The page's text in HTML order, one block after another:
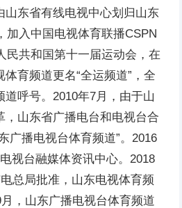
山东省有线电视中心划归山东
加入中国电视体育联播CSPN
民共和国第十一届运动会，在
育频道更名“全运频道”，全
呼号。2010年7月，由于山
，山东省广播电台和电视台合
广播电视台体育频道”。2016
视台融媒体资讯中心。2018
总局批准，山东电视体育频
，山东广播电视台体育频道